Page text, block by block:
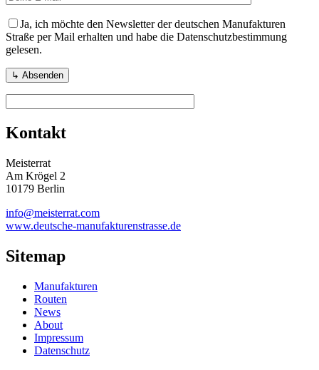
Ja, ich möchte den Newsletter der deutschen Manufakturen
Straße per Mail erhalten und habe die Datenschutzbestimmung
gelesen.
Kontakt
Meisterrat
Am Krögel 2
10179 Berlin
info@meisterrat.com
www.deutsche-manufakturenstrasse.de
Sitemap
Manufakturen
Routen
News
About
Impressum
Datenschutz